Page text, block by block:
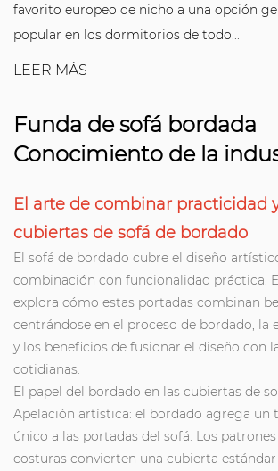
favorito europeo de nicho a una opción
popular en los dormitorios de todo...
LEER MÁS
Funda de sofá bordada
Conocimiento de la
El arte de combinar practicidad
cubiertas de sofá de bordado
El sofá de bordado cubre el diseño
combinación con funcionalidad práctica.
explora cómo estas portadas combinan
centrándose en el proceso de bordado, la
y los beneficios de fusionar el diseño con
cotidianas.
El papel del bordado en las cubiertas de
Apelación artística: el bordado agrega un
único a las portadas del sofá. Los
costuras convierten una cubierta estándar